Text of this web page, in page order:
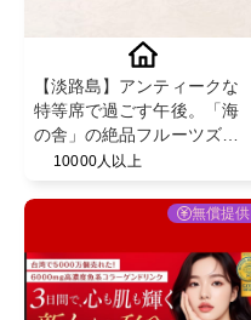
【淡路島】アンティークな
特等席で過ごす午後。「海
の舎」の絶品フルーツズコ
ットケーキ。
10000人以上
無償提供